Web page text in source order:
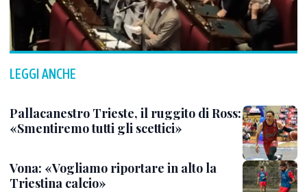
LEGGI ANCHE
Pallacanestro Trieste, il ruggito di Ross:
«Smentiremo tutti gli scettici»
Vona: «Vogliamo riportare in alto la
Triestina calcio»